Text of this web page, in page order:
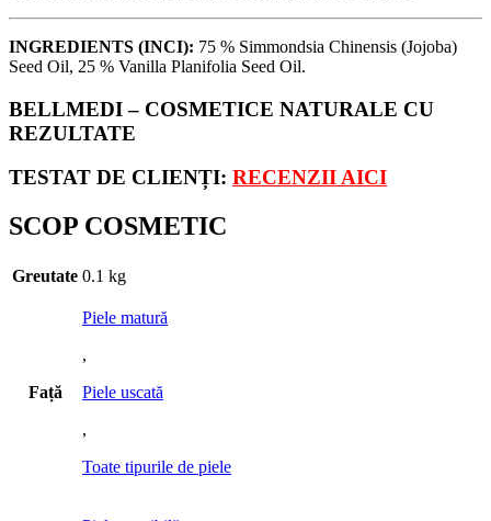
INGREDIENTS (INCI): 75 % Simmondsia Chinensis (Jojoba)
Seed Oil, 25 % Vanilla Planifolia Seed Oil.
BELLMEDI – COSMETICE NATURALE CU
REZULTATE
TESTAT DE CLIENȚI: RECENZII AICI
SCOP COSMETIC
Greutate 0.1 kg
Față
Piele matură
,
Piele uscată
,
Toate tipurile de piele